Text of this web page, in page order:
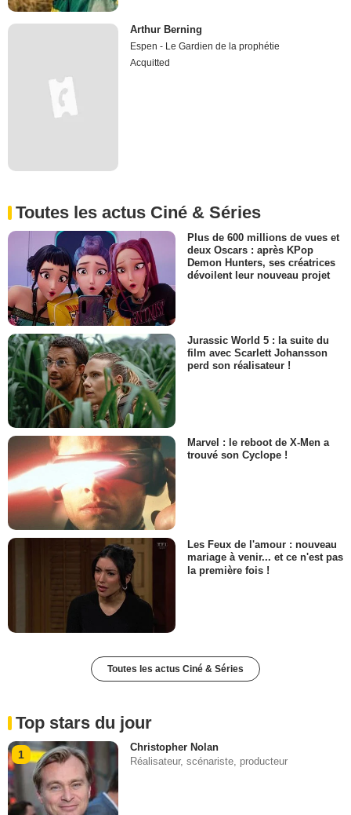
Arthur Berning
Espen - Le Gardien de la prophétie
Acquitted
Toutes les actus Ciné & Séries
Plus de 600 millions de vues et
deux Oscars : après KPop
Demon Hunters, ses créatrices
dévoilent leur nouveau projet
Jurassic World 5 : la suite du
film avec Scarlett Johansson
perd son réalisateur !
Marvel : le reboot de X-Men a
trouvé son Cyclope !
Les Feux de l'amour : nouveau
mariage à venir... et ce n'est pas
la première fois !
Toutes les actus Ciné & Séries
Top stars du jour
1
Christopher Nolan
Réalisateur, scénariste, producteur